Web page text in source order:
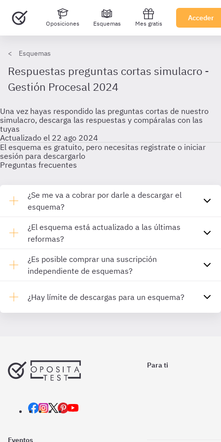
Oposiciones Esquemas Mes gratis
Acceder
Esquemas
Respuestas preguntas cortas simulacro -
Gestión Procesal 2024
Una vez hayas respondido las preguntas cortas de nuestro
simulacro, descarga las respuestas y compáralas con las
tuyas
Actualizado el 22 ago 2024
El esquema es gratuito, pero necesitas registrate o iniciar
sesión para descargarlo
Preguntas frecuentes
¿Se me va a cobrar por darle a descargar el
esquema?
¿El esquema está actualizado a las últimas
reformas?
¿Es posible comprar una suscripción
independiente de esquemas?
¿Hay límite de descargas para un esquema?
Para ti
Eventos